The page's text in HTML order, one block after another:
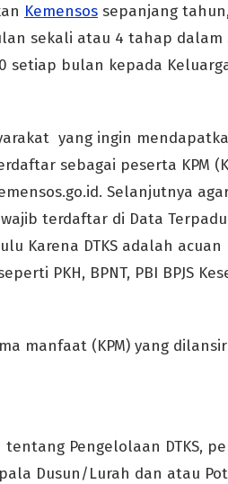
Kemensos sepanjang
sekali atau 4 tahap dalam
setiap bulan kepada
yang ingin
sebagai peserta KPM
Selanjutnya
terdaftar di Data Terpadu
Karena DTKS adalah acuan
PKH, BPNT, PBI BPJS
manfaat (KPM) yang
tentang Pengelolaan DTKS,
Dusun/Lurah dan atau